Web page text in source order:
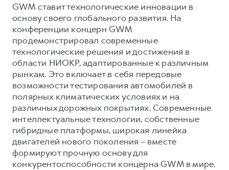
GWM ставит технологические инновации в
основу своего глобального развития. На
конференции концерн GWM
продемонстрировал современные
технологические решения и достижения в
области НИОКР, адаптированные к различным
рынкам. Это включает в себя передовые
возможности тестирования автомобилей в
полярных климатических условиях и на
различных дорожных покрытиях. Современные
интеллектуальные технологии, собственные
гибридные платформы, широкая линейка
двигателей нового поколения – вместе
формируют прочную основу для
конкурентоспособности концерна GWM в мире.